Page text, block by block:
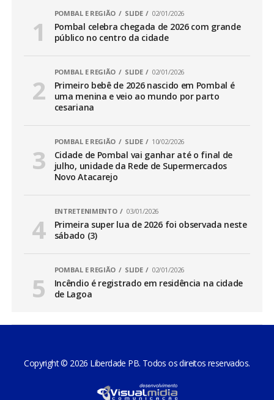
POMBAL E REGIÃO SLIDE 02/01/2026
Pombal celebra chegada de 2026 com grande
público no centro da cidade
POMBAL E REGIÃO SLIDE 02/01/2026
Primeiro bebê de 2026 nascido em Pombal é
uma menina e veio ao mundo por parto
cesariana
POMBAL E REGIÃO SLIDE 10/02/2026
Cidade de Pombal vai ganhar até o final de
julho, unidade da Rede de Supermercados
Novo Atacarejo
ENTRETENIMENTO 03/01/2026
Primeira super lua de 2026 foi observada neste
sábado (3)
POMBAL E REGIÃO SLIDE 02/01/2026
Incêndio é registrado em residência na cidade
de Lagoa
Copyright © 2026 Liberdade PB. Todos os direitos reservados.